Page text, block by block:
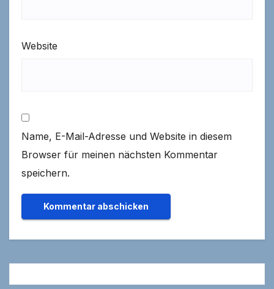
Website
Name, E-Mail-Adresse und Website in diesem
Browser für meinen nächsten Kommentar
speichern.